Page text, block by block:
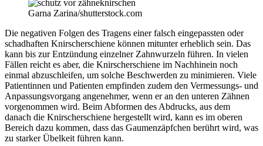
Garna Zarina/shutterstock.com
Die negativen Folgen des Tragens einer falsch eingepassten oder
schadhaften Knirscherschiene können mitunter erheblich sein. Das
kann bis zur Entzündung einzelner Zahnwurzeln führen. In vielen
Fällen reicht es aber, die Knirscherschiene im Nachhinein noch
einmal abzuschleifen, um solche Beschwerden zu minimieren. Viele
Patientinnen und Patienten empfinden zudem den Vermessungs- und
Anpassungsvorgang angenehmer, wenn er an den unteren Zähnen
vorgenommen wird. Beim Abformen des Abdrucks, aus dem
danach die Knirscherschiene hergestellt wird, kann es im oberen
Bereich dazu kommen, dass das Gaumenzäpfchen berührt wird, was
zu starker Übelkeit führen kann.